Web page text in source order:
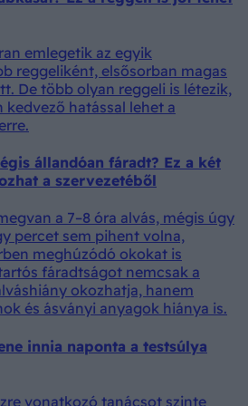
emlegetik az egyik
reggeliként, elsősorban magas
De több olyan reggeli is létezik,
kedvező hatással lehet a
állandóan fáradt? Ez a két
a szervezetéből
a 7–8 óra alvás, mégis úgy
percet sem pihent volna,
meghúzódó okokat is
fáradtságot nemcsak a
okozhatja, hanem
és ásványi anyagok hiánya is.
innia naponta a testsúlya
vonatkozó tanácsot szinte